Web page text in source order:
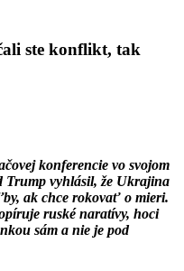
ste konflikt, tak
konferencie vo svojom
vyhlásil, že Ukrajina
ak chce rokovať o mieri.
ruské naratívy, hoci
sám a nie je pod